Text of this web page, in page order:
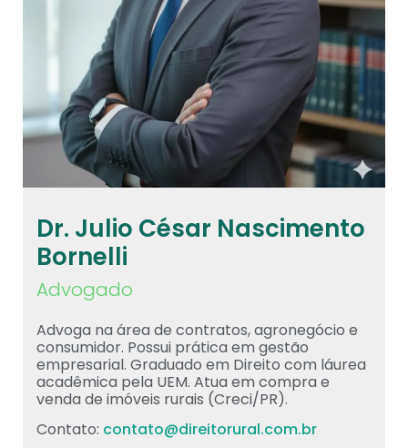
Dr. Julio César Nascimento
Bornelli
Advogado
Advoga na área de contratos, agronegócio e
consumidor. Possui prática em gestão
empresarial. Graduado em Direito com láurea
acadêmica pela UEM. Atua em compra e
venda de imóveis rurais (Creci/PR).
Contato: contato@direitorural.com.br